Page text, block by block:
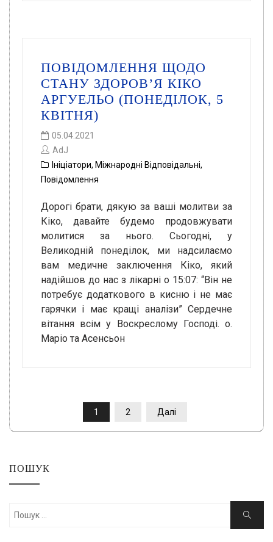
ПОВІДОМЛЕННЯ ЩОДО
СТАНУ ЗДОРОВ’Я КІКО
АРГУЕЛЬО (ПОНЕДІЛОК, 5
КВІТНЯ)
05.04.2021
AdJ
Ініціатори, Міжнародні Відповідальні,
Повідомлення
Дорогі брати, дякую за ваші молитви за
Кіко, давайте будемо продовжувати
молитися за нього. Сьогодні, у
Великодній понеділок, ми надсилаємо
вам медичне заключення Кіко, який
надійшов до нас з лікарні о 15:07: “Він не
потребує додаткового в кисню і не має
гарячки і має кращі аналізи” Сердечне
вітання всім у Воскреслому Господі. о.
Маріо та Асенсьон
ПАГІНАЦІЯ
ЗАПИСІВ
1 2 Далі
ПОШУК
Шукати:
Пошук